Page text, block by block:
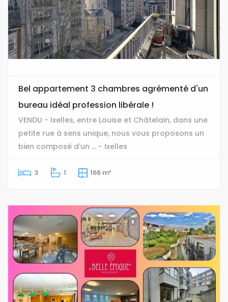
Bel appartement 3 chambres agrémenté d'un
bureau idéal profession libérale !
VENDU - Ixelles, entre Louise et Châtelain, dans une
petite rue à sens unique, nous vous proposons un
bien composé d'un ... - Ixelles
3 1 166 m²